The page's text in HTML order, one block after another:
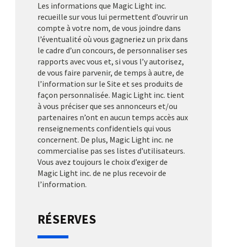
Les informations que Magic Light inc.
recueille sur vous lui permettent d’ouvrir un
compte à votre nom, de vous joindre dans
l’éventualité où vous gagneriez un prix dans
le cadre d’un concours, de personnaliser ses
rapports avec vous et, si vous l’y autorisez,
de vous faire parvenir, de temps à autre, de
l’information sur le Site et ses produits de
façon personnalisée. Magic Light inc. tient
à vous préciser que ses annonceurs et/ou
partenaires n’ont en aucun temps accès aux
renseignements confidentiels qui vous
concernent. De plus, Magic Light inc. ne
commercialise pas ses listes d’utilisateurs.
Vous avez toujours le choix d’exiger de
Magic Light inc. de ne plus recevoir de
l’information.
RÉSERVES